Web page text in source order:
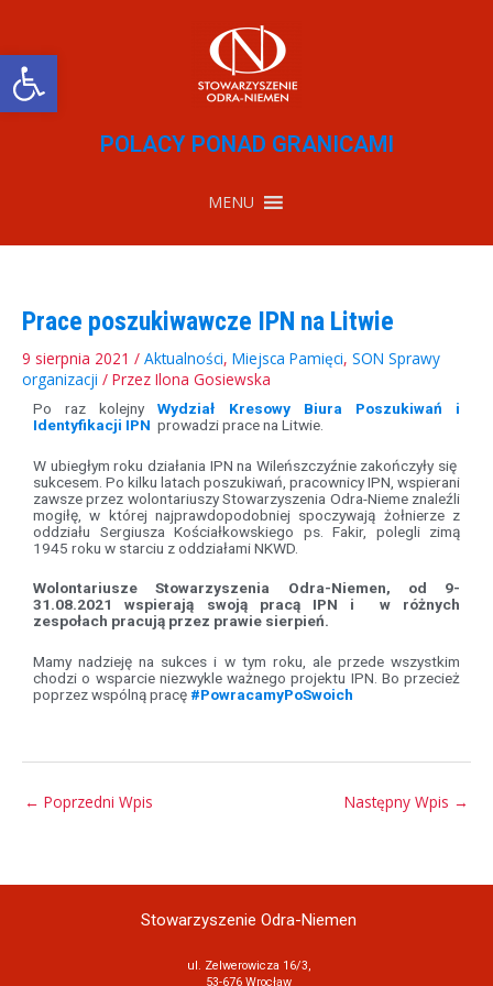
Otwórz pasek narzędzi
POLACY PONAD GRANICAMI
MENU
Prace poszukiwawcze IPN na Litwie
9 sierpnia 2021 / Aktualności, Miejsca Pamięci, SON Sprawy
organizacji / Przez Ilona Gosiewska
Po raz kolejnyWydział Kresowy Biura Poszukiwań i
Identyfikacji IPN prowadzi prace na Litwie.
W ubiegłym roku działania IPN na Wileńszczyźnie zakończyły się
sukcesem. Po kilku latach poszukiwań, pracownicy IPN, wspierani
zawsze przez wolontariuszy Stowarzyszenia Odra-Nieme znaleźli
mogiłę, w której najprawdopodobniej spoczywają żołnierze z
oddziału Sergiusza Kościałkowskiego ps. Fakir, polegli zimą
1945 roku w starciu z oddziałami NKWD.
Wolontariusze Stowarzyszenia Odra-Niemen, od 9-
31.08.2021 wspierają swoją pracą IPN i w różnych
zespołach pracują przez prawie sierpień.
Mamy nadzieję na sukces i w tym roku, ale przede wszystkim
chodzi o wsparcie niezwykle ważnego projektu IPN. Bo przecież
poprzez wspólną pracę #PowracamyPoSwoich
← Poprzedni Wpis Następny Wpis →
Stowarzyszenie Odra-Niemen
ul. Zelwerowicza 16/3,
53-676 Wrocław